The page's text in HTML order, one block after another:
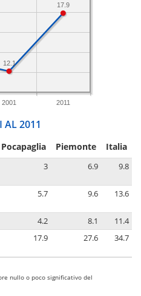
2001 2011
17.9
12.1
AL 2011
Pocapaglia Piemonte Italia
3 6.9 9.8
5.7 9.6 13.6
4.2 8.1
11.4
17.9 27.6 34.7
nullo o poco significativo del